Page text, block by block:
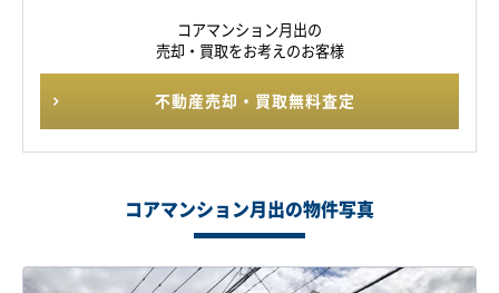
コアマンション月出の
売却・買取をお考えのお客様
不動産売却・買取無料査定
コアマンション月出の物件写真